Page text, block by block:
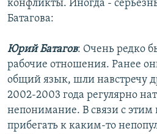
конфликты. Иногда -
Батагова:
Юрий Батагов: Очень редко
рабочие отношения. Ранее
общий язык, шли навстречу
2002-2003 года регулярно
непонимание. В связи с
прибегать к каким-то